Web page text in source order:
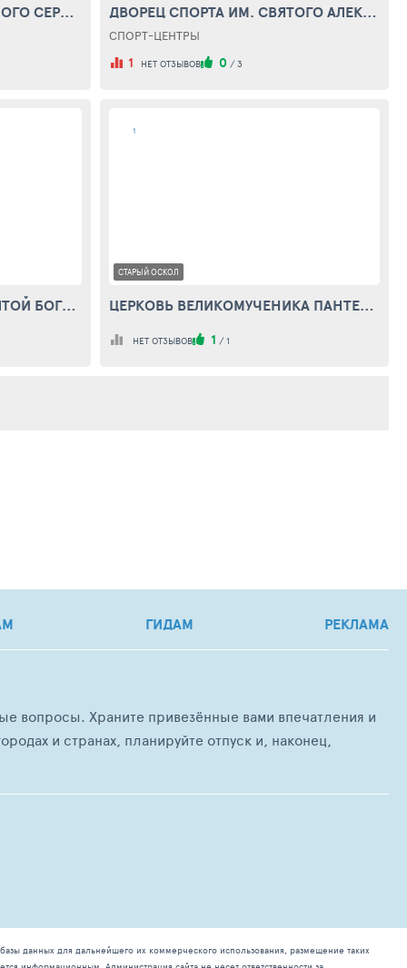
ХРАМ В ЧЕСТЬ ПРЕПОДОБНОГО СЕРГИЯ РАДОНЕЖСКОГО (THE TEMPLE IN HONOR OF ST. SERGIUS OF RADONEZH) ДВОРЕЦ СПОРТА ИМ. СВЯТОГО АЛЕКСАНДРА НЕВСКОГО (SPORTS PALACE. ST. ALEXANDER NEVSKY CATHEDRAL)
СПОРТ-ЦЕНТРЫ
1 НЕТ ОТЗЫВОВ 0 / 3
ЦЕРКОВЬ УСПЕНИЯ ПРЕСВЯТОЙ БОГОРОДИЦЫ В КАПЛИНО
1
СТАРЫЙ ОСКОЛ
ЦЕРКОВЬ ВЕЛИКОМУЧЕНИКА ПАНТЕЛЕИМОНА В ДОЛГОЙ ПОЛЯНЕ
НЕТ ОТЗЫВОВ 1 / 1
ГИДАМ РЕКЛАМА
вопросы. Храните привезённые вами впечатления и
и странах, планируйте отпуск и, наконец,
данных для дальнейшего их коммерческого использования, размещение таких